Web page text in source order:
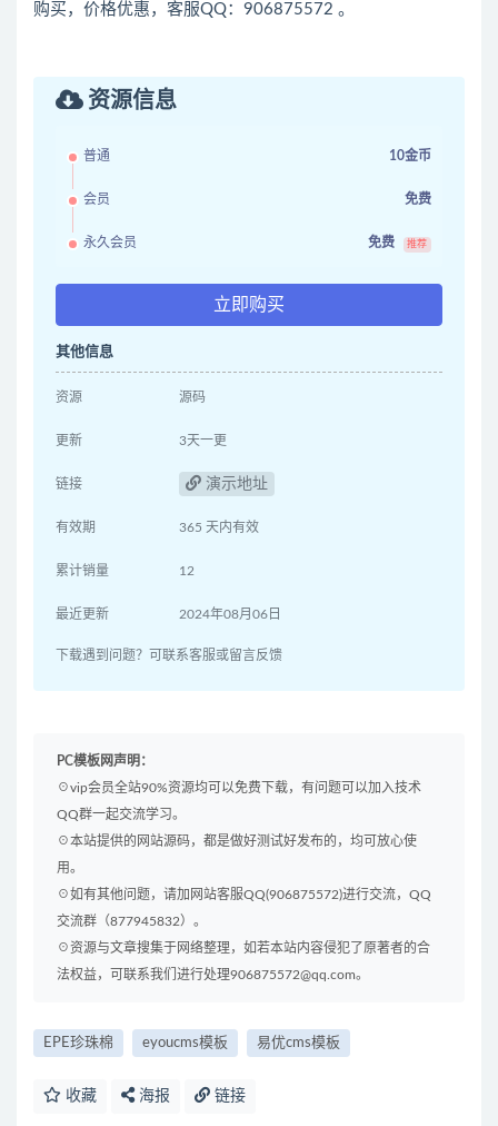
购买，价格优惠，客服QQ：906875572 。
资源信息
普通 10金币
会员 免费
永久会员 免费 推荐
立即购买
其他信息
资源 源码
更新 3天一更
链接 演示地址
有效期 365 天内有效
累计销量 12
最近更新 2024年08月06日
下载遇到问题？可联系客服或留言反馈
PC模板网声明：
☉vip会员全站90%资源均可以免费下载，有问题可以加入技术
QQ群一起交流学习。
☉本站提供的网站源码，都是做好测试好发布的，均可放心使
用。
☉如有其他问题，请加网站客服QQ(906875572)进行交流，QQ
交流群（877945832）。
☉资源与文章搜集于网络整理，如若本站内容侵犯了原著者的合
法权益，可联系我们进行处理906875572@qq.com。
EPE珍珠棉 eyoucms模板 易优cms模板
收藏 海报 链接